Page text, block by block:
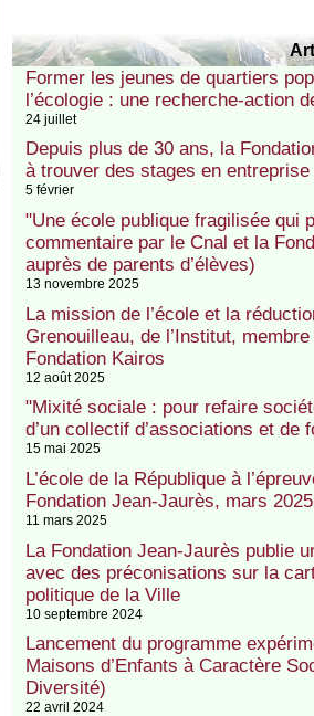
Former les jeunes de quartiers
l’écologie : une recherche-action
24 juillet
Depuis plus de 30 ans, la
à trouver des stages en entreprise
5 février
"Une école publique fragilisée qui
commentaire par le Cnal et la
auprès de parents d’élèves)
13 novembre 2025
La mission de l’école et la
Grenouilleau, de l’Institut,
Fondation Kairos
12 août 2025
"Mixité sociale : pour refaire
d’un collectif d’associations et de
15 mai 2025
L’école de la République à
Fondation Jean-Jaurès, mars
11 mars 2025
La Fondation Jean-Jaurès publie
avec des préconisations sur la
politique de la Ville
10 septembre 2024
Lancement du programme
Maisons d’Enfants à Caractère
Diversité)
22 avril 2024